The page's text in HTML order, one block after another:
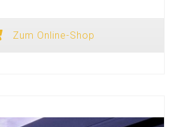
Zum Online-Shop